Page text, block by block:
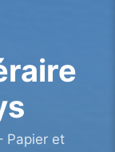
Papier et